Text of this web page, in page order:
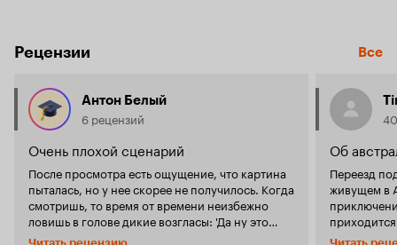
Рецензии Все
Антон Белый
6 рецензий
Очень плохой сценарий
После просмотра есть ощущение, что картина
пыталась, но у нее скорее не получилось. Когда
смотришь, то время от времени неизбежно
ловишь в голове дикие возгласы: 'Да ну это
бред! ', 'Ну как можно было так все испортить?'
Об
Переезд
живущем в
дедушки